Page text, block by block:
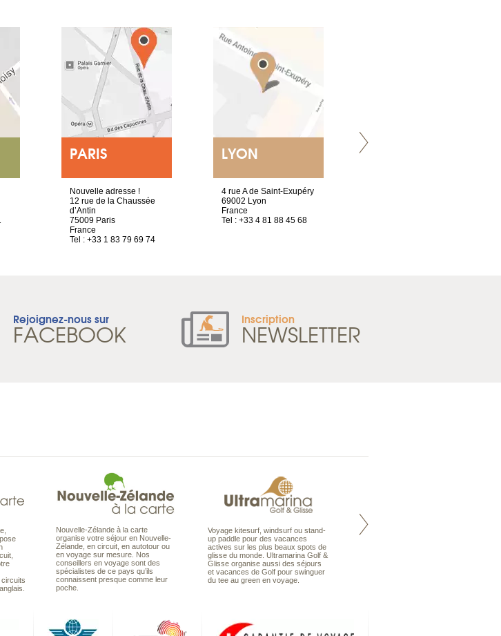
PARIS
Nouvelle adresse !
12 rue de la Chaussée
d’Antin
75009 Paris
France
Tel : +33 1 83 79 69 74
LYON
4 rue A de Saint-Exupéry
69002 Lyon
France
Tel : +33 4 81 88 45 68
Rejoignez-nous sur
FACEBOOK Inscription
NEWSLETTER
Nouvelle-Zélande à la carte
organise votre séjour en Nouvelle-
Zélande, en circuit, en autotour ou
en voyage sur mesure. Nos
conseillers en voyage sont des
spécialistes de ce pays qu’ils
connaissent presque comme leur
poche.
Voyage kitesurf, windsurf ou stand-
up paddle pour des vacances
actives sur les plus beaux spots de
glisse du monde. Ultramarina Golf &
Glisse organise aussi des séjours
et vacances de Golf pour swinguer
du tee au green en voyage.
Maldives à la Carte propose tous